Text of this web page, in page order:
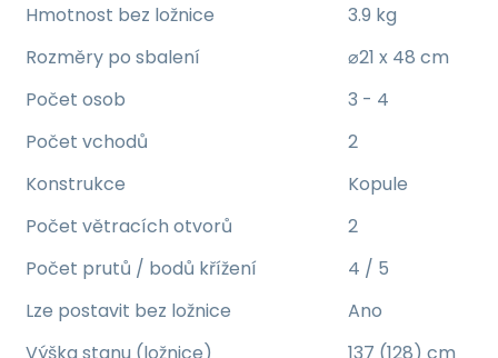
Hmotnost bez ložnice
3.9 kg
Rozměry po sbalení
⌀21 x 48 cm
Počet osob
3 - 4
Počet vchodů
2
Konstrukce
Kopule
Počet větracích otvorů
2
Počet prutů / bodů křížení
4 / 5
Lze postavit bez ložnice
Ano
Výška stanu (ložnice)
137 (128) cm